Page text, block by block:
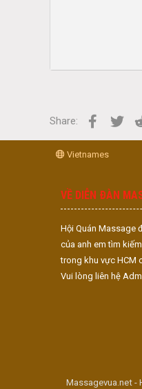
Share:
Vietnames
VỀ DIỄN ĐÀN
Hội Quán Massage
của anh em tìm
trong khu vực HCM
Vui lòng liên hệ
Massagevua.net -